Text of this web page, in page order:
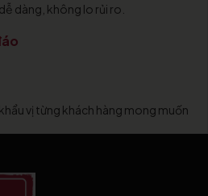
dàng, không lo rủi ro.
vị từng khách hàng mong muốn